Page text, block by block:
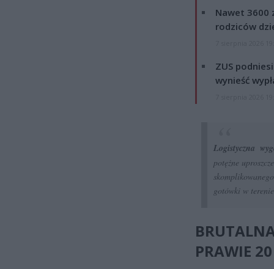
Nawet 3600
rodziców
ZUS
wynieść
Logistyczna
potężne
gotówki w
PRAWIE